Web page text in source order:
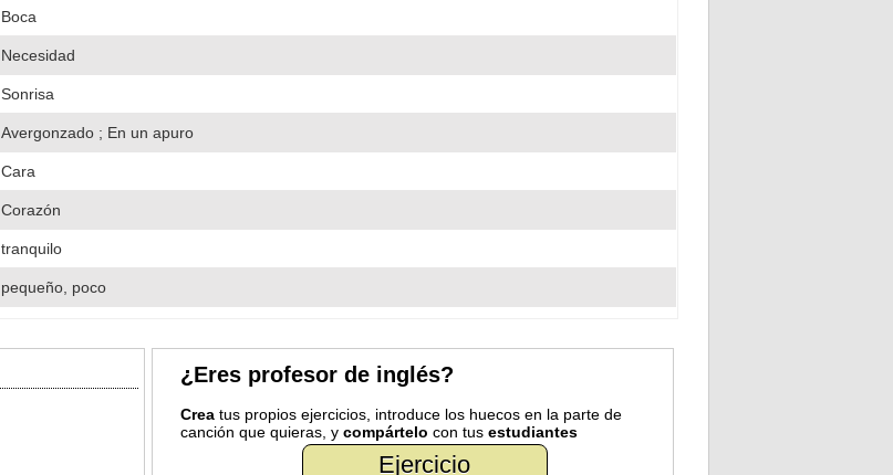
Boca
Necesidad
Sonrisa
Avergonzado ; En un apuro
Cara
Corazón
tranquilo
pequeño, poco
¿Eres profesor de inglés?
Creatus propios ejercicios, introduce los huecos en la parte de
canción que quieras, y compártelo con tus estudiantes
Ejercicio